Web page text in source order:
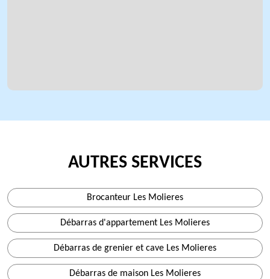
AUTRES SERVICES
Brocanteur Les Molieres
Débarras d'appartement Les Molieres
Débarras de grenier et cave Les Molieres
Débarras de maison Les Molieres